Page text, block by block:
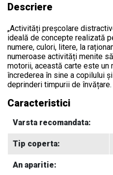
Descriere
„Activități preșcolare
ideală de concepte realizată
numere, culori, litere, la
numeroase activități menite
motorii, această carte este
încrederea în sine a copilului
deprinderi timpurii de învățare.
Caracteristici
Varsta recomandata:
Tip coperta:
An aparitie: